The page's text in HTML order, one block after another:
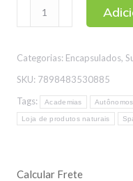
de
Unilife
60
cápsulas
quantidade
Categorias: Encapsulados,
SKU: 7898483530885
Tags:
Academias Autônomos
Loja de produtos naturais
Calcular Frete